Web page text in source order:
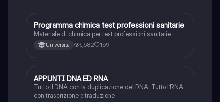
Chimica
Programma chimica test professioni sanitarie
Materiale di chimica per test professioni sanitarie
Università 5,582 169
Scienze
APPUNTI DNA ED RNA
Tutto il DNA con la duplicazione del DNA. Tutto l’RNA
con trascrizione e traduzione